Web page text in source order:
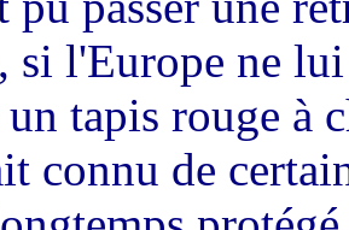
si l'Europe ne
tapis rouge à
connu de